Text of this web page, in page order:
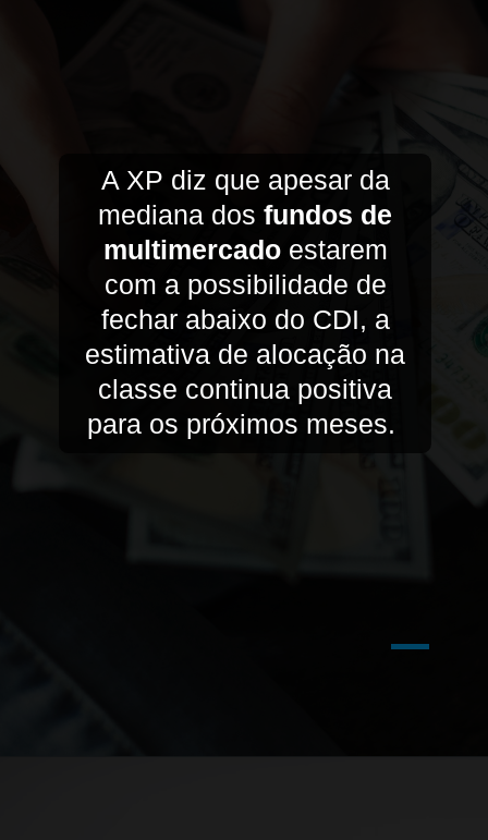
A XP diz que apesar da
mediana dosfundos de
multimercado estarem
com a possibilidade de
fechar abaixo do CDI, a
estimativa de alocação na
classe continua positiva
para os próximos meses.